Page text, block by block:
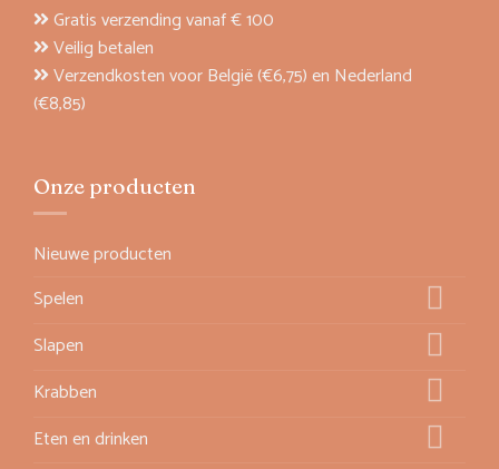
Gratis verzending vanaf € 100
Veilig betalen
Verzendkosten voor België (€6,75) en Nederland
(€8,85)
Onze producten
Nieuwe producten
Spelen
Slapen
Krabben
Eten en drinken